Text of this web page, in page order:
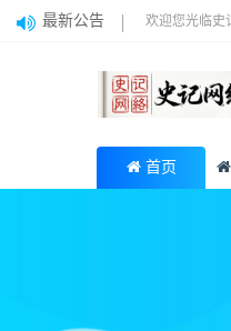
最新公告 欢迎您光临史
首页